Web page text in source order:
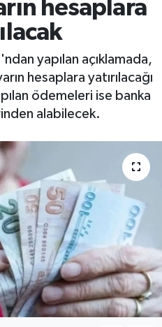
hesaplara
yapılan açıklamada,
hesaplara yatırılacağı
ödemeleri ise banka
alabilecek.